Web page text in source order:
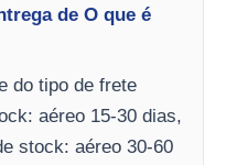
de O que é
do tipo de frete
aéreo 15-30 dias,
stock: aéreo 30-60